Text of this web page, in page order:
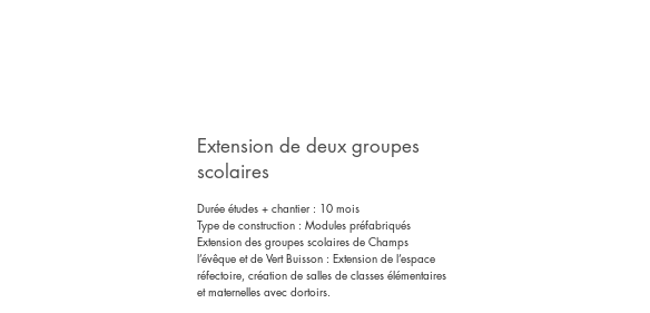
Extension de deux groupes
scolaires
Durée études + chantier : 10 mois
Type de construction : Modules préfabriqués
Extension des groupes scolaires de Champs
l’évêque et de Vert Buisson : Extension de l’espace
réfectoire, création de salles de classes élémentaires
et maternelles avec dortoirs.